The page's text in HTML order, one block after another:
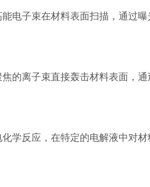
子束在材料表面扫描，通过曝
离子束直接轰击材料表面，通
反应，在特定的电解液中对材